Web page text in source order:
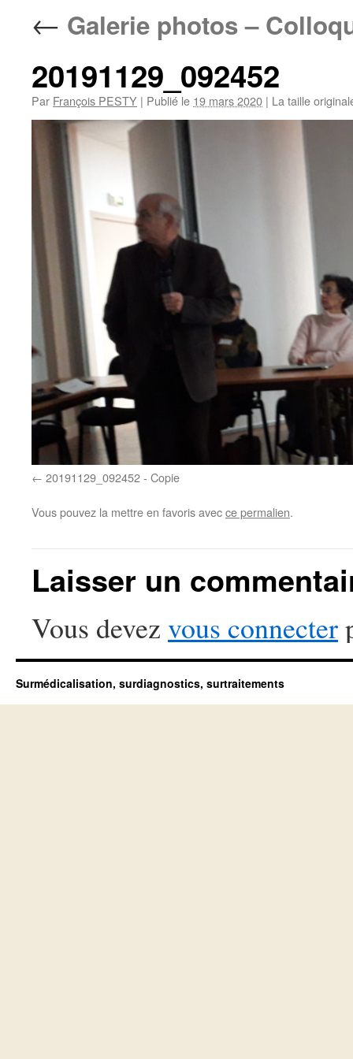
← Galerie photos –
20191129_092452
Par François PESTY | Publié le 19 mars 2020 | La taille
20191129_092452 - Copie
Vous pouvez la mettre en favoris avecce permalien.
Laisser un
Vous devez vous connecter
Surmédicalisation, surdiagnostics, surtraitements